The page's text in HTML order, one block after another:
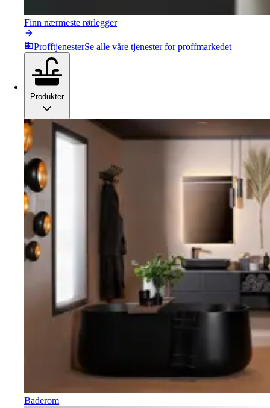
Finn nærmeste rørlegger
ProfftjenesterSe alle våre tjenester for proffmarkedet
Produkter
Baderom